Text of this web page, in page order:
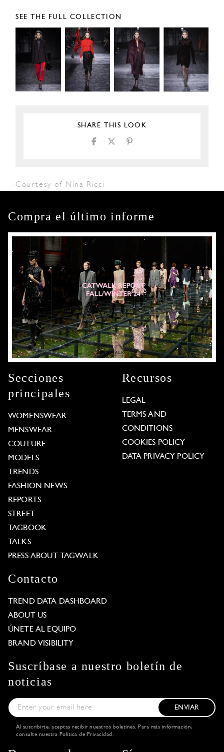
SEE THE FULL COLLECTION
SHARE THIS LOOK
Courtesy of Nina Ricci
Compra el último informe
Secciones
principales
WOMENSWEAR
MENSWEAR
COUTURE
MODELS
TRENDS
FASHION NEWS
REPORTS
STREET
TAGBOOK
TALKS
PRESS ABOUT TAGWALK
Recursos
LEGAL
TERMS AND
CONDITIONS
COOKIES POLICY
DATA PRIVACY POLICY
Contacto
TREND DATA DASHBOARD
ABOUT US
ÚNETE AL EQUIPO
BRAND VISIBILITY
Suscríbase a nuestro boletín de
noticias
ENVIAR
Al suscribirte, aceptas recibir nuestros boletines. Para más información,
consulte nuestra Política de Privacidad .